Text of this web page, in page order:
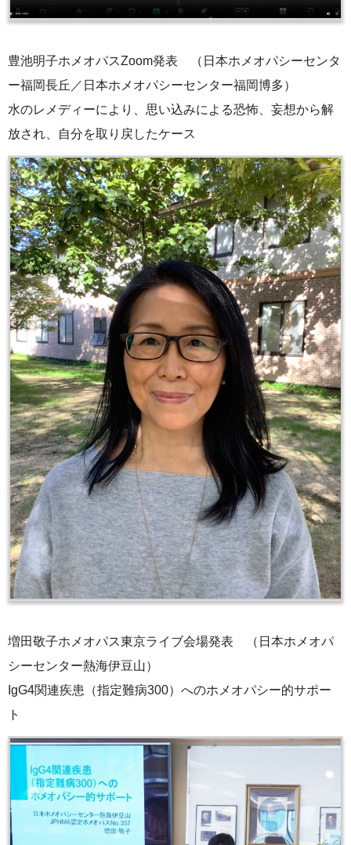
豊池明子ホメオパスZoom発表 （日本ホメオパシーセンタ
ー福岡長丘／日本ホメオパシーセンター福岡博多）
水のレメディーにより、思い込みによる恐怖、妄想から解
放され、自分を取り戻したケース
増田敬子ホメオパス東京ライブ会場発表 （日本ホメオパ
シーセンター熱海伊豆山）
IgG4関連疾患（指定難病300）へのホメオパシー的サポー
ト